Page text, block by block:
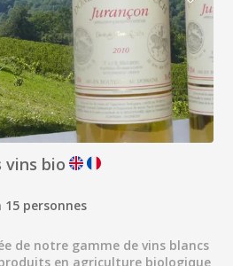
vins bio
personnes
de notre gamme de vins blancs
en agriculture biologique